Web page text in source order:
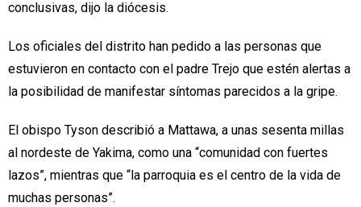
conclusivas, dijo la diócesis.
Los oficiales del distrito han pedido a las personas que
estuvieron en contacto con el padre Trejo que estén alertas a
la posibilidad de manifestar síntomas parecidos a la gripe.
El obispo Tyson describió a Mattawa, a unas sesenta millas
al nordeste de Yakima, como una “comunidad con fuertes
lazos”, mientras que “la parroquia es el centro de la vida de
muchas personas”.